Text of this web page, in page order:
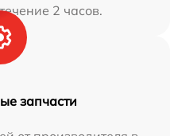
2 часов.
запчасти